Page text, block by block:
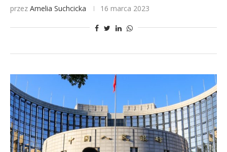
przez Amelia Suchcicka 16 marca 2023